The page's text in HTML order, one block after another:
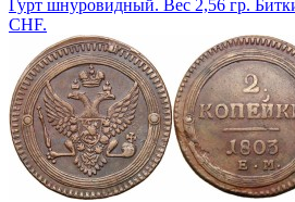
Гурт шнуровидный. Вес 2,56 гр.
CHF.